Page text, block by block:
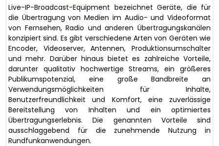
Live-IP-Broadcast-Equipment bezeichnet Geräte, die für
die Übertragung von Medien im Audio- und Videoformat
von Fernsehen, Radio und anderen Übertragungskanälen
konzipiert sind. Es gibt verschiedene Arten von Geräten wie
Encoder, Videoserver, Antennen, Produktionsumschalter
und mehr. Darüber hinaus bietet es zahlreiche Vorteile,
darunter qualitativ hochwertige Streams, ein größeres
Publikumspotenzial, eine große Bandbreite an
Verwendungsmöglichkeiten für Inhalte,
Benutzerfreundlichkeit und Komfort, eine zuverlässige
Bereitstellung von Inhalten und ein optimiertes
Übertragungserlebnis. Die genannten Vorteile sind
ausschlaggebend für die zunehmende Nutzung in
Rundfunkanwendungen.